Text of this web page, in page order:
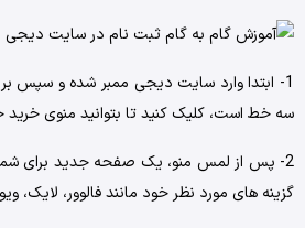
1- ابتدا وارد سایت دیجی ممبر شده و سپس
سه خط است، کلیک کنید تا بتوانید منوی خرید
2- پس ‌از لمس منو، یک صفحه جدید برای
گزینه‌ های مورد نظر خود مانند فالوور، لایک،